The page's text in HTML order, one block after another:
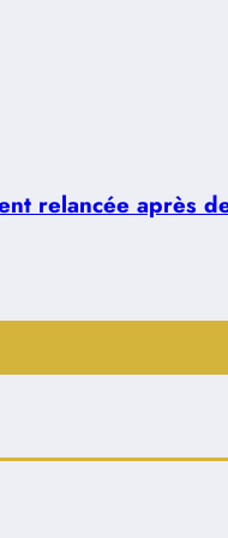
relancée après